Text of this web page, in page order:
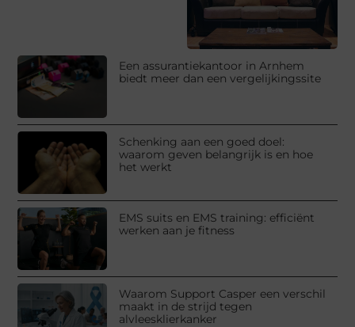
Een assurantiekantoor in Arnhem
biedt meer dan een vergelijkingssite
Schenking aan een goed doel:
waarom geven belangrijk is en hoe
het werkt
EMS suits en EMS training: efficiënt
werken aan je fitness
Waarom Support Casper een verschil
maakt in de strijd tegen
alvleesklierkanker